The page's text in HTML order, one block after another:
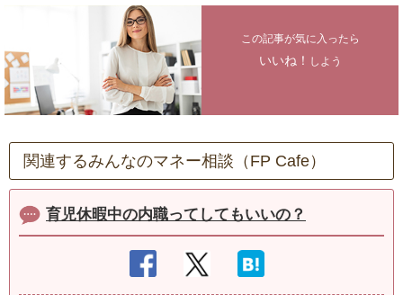
この記事が気に入ったら
いいね！ しよう
関連するみんなのマネー相談（FP Cafe）
育児休暇中の内職ってしてもいいの？